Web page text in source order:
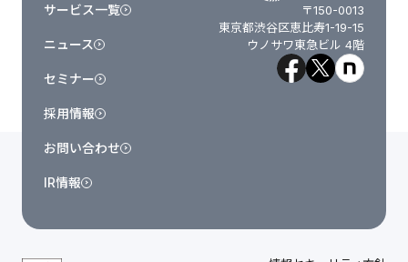
〒150-0013
東京都渋谷区恵比寿1-19-15
ウノサワ東急ビル 4階
サービス一覧
ニュース
セミナー
採用情報
お問い合わせ
IR情報